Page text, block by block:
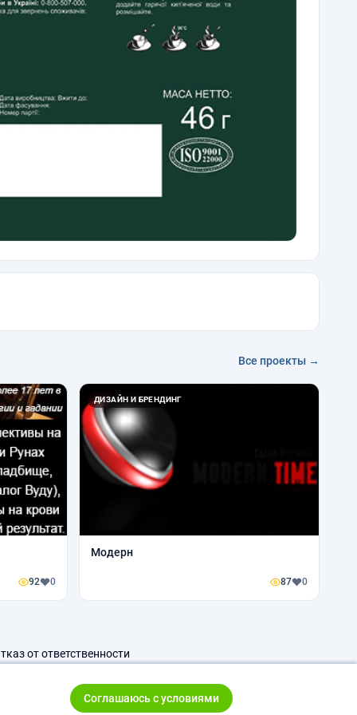
Все проекты →
92 0
ДИЗАЙН И БРЕНДИНГ
Модерн
87 0
от ответственности
Соглашаюсь с условиями